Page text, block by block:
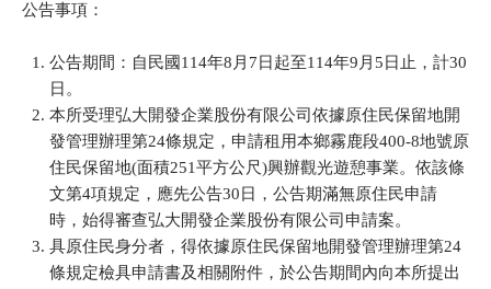
公告事項：
公告期間：自民國114年8月7日起至114年9月5日止，計30
日。
本所受理弘大開發企業股份有限公司依據原住民保留地開
發管理辦理第24條規定，申請租用本鄉霧鹿段400-8地號原
住民保留地(面積251平方公尺)興辦觀光遊憩事業。依該條
文第4項規定，應先公告30日，公告期滿無原住民申請
時，始得審查弘大開發企業股份有限公司申請案。
具原住民身分者，得依據原住民保留地開發管理辦理第24
條規定檢具申請書及相關附件，於公告期間內向本所提出